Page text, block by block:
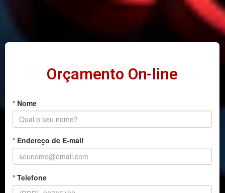
Orçamento On-line